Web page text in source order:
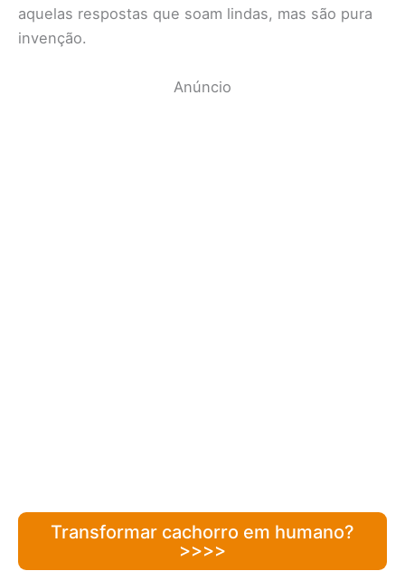
aquelas respostas que soam lindas, mas são pura
invenção.
Anúncio
Transformar cachorro em humano?
>>>>